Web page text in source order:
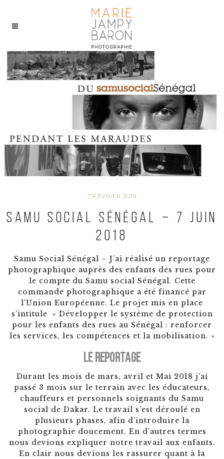
7 FÉVRIER 2019
Samu Social Sénégal – 7 Juin
2018
Samu Social Sénégal – J’ai réalisé un reportage
photographique auprès des enfants des rues pour
le compte du Samu social Sénégal. Cette
commande photographique a été financé par
l’Union Européenne. Le projet mis en place
s’intitule « Développer le système de protection
pour les enfants des rues au Sénégal : renforcer
les services, les compétences et la mobilisation. »
Le reportage
Durant les mois de mars, avril et Mai 2018 j’ai
passé 3 mois sur le terrain avec les éducateurs,
chauffeurs et personnels soignants du Samu
social de Dakar. Le travail s’est déroulé en
plusieurs phases, afin d’introduire la
photographie doucement. En d’autres termes
nous devions expliquer notre travail aux enfants.
En clair nous devions les rassurer quant à la